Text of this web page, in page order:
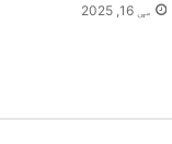
مې 16, 2025